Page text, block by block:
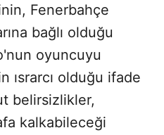
Fenerbahçe
bağlı olduğu
oyuncuyu
ısrarcı olduğu ifade
belirsizlikler,
kalkabileceği